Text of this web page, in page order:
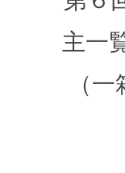
主一
（